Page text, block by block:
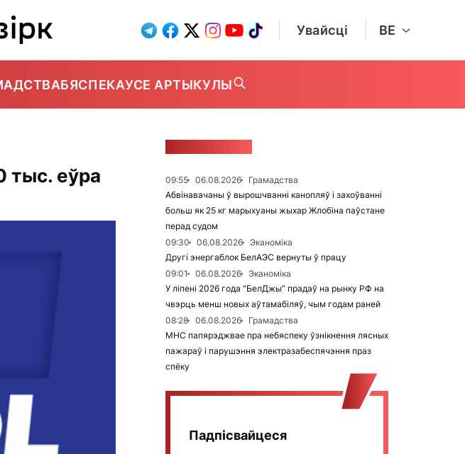
Увайсці BE
БЯСПЕКАУСЕ АРТЫКУЛЫ
тыс. еўра 09:55 06.08.2026
Грамадства
Абвінавачаны ў вырошчванні канопляў і захоўванні
больш як 25 кг марыхуаны жыхар Жлобіна паўстане
перад судом
09:30
06.08.2026
Эканоміка
Другі энергаблок БелАЭС вернуты ў працу
09:01
06.08.2026
Эканоміка
У ліпені 2026 года “БелДжы” прадаў на рынку РФ на
чвэрць менш новых аўтамабіляў, чым годам раней
08:28
06.08.2026
Грамадства
МНС папярэджвае пра небяспеку ўзнікнення лясных
пажараў і парушэння электразабеспячэння праз
спёку
Падпісвайцеся